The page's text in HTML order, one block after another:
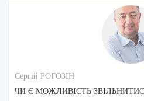
Сергій РОГОЗІН
ЧИ Є МОЖЛИВІСТЬ